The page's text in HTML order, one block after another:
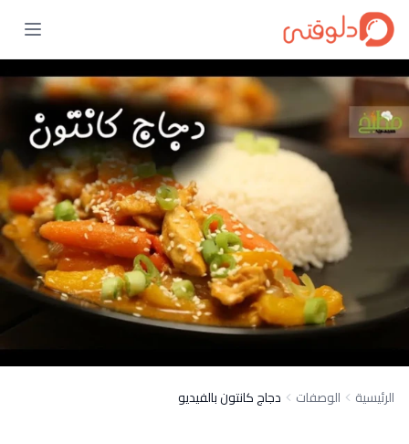
الرئيسية الوصفات دجاج كانتون بالفيديو